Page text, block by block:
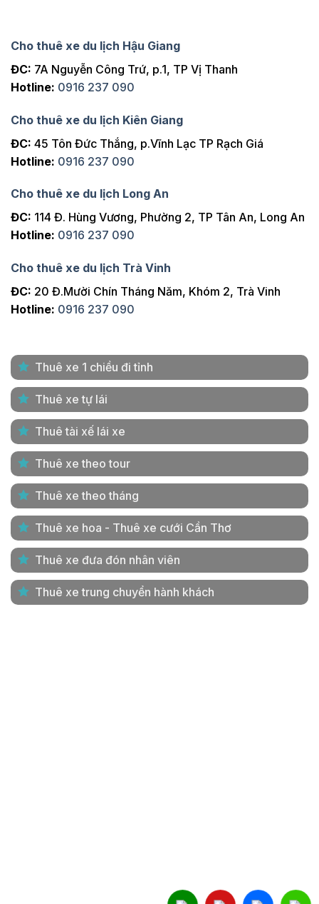
Cho thuê xe du lịch Hậu Giang
ĐC: 7A Nguyễn Công Trứ, p.1, TP Vị Thanh
Hotline: 0916 237 090
Cho thuê xe du lịch Kiên Giang
ĐC: 45 Tôn Đức Thắng, p.Vĩnh Lạc TP Rạch Giá
Hotline: 0916 237 090
Cho thuê xe du lịch Long An
ĐC: 114 Đ. Hùng Vương, Phường 2, TP Tân An, Long An
Hotline: 0916 237 090
Cho thuê xe du lịch Trà Vinh
ĐC: 20 Đ.Mười Chín Tháng Năm, Khóm 2, Trà Vinh
Hotline: 0916 237 090
Thuê xe 1 chiều đi tỉnh
Thuê xe tự lái
Thuê tài xế lái xe
Thuê xe theo tour
Thuê xe theo tháng
Thuê xe hoa - Thuê xe cưới Cần Thơ
Thuê xe đưa đón nhân viên
Thuê xe trung chuyển hành khách